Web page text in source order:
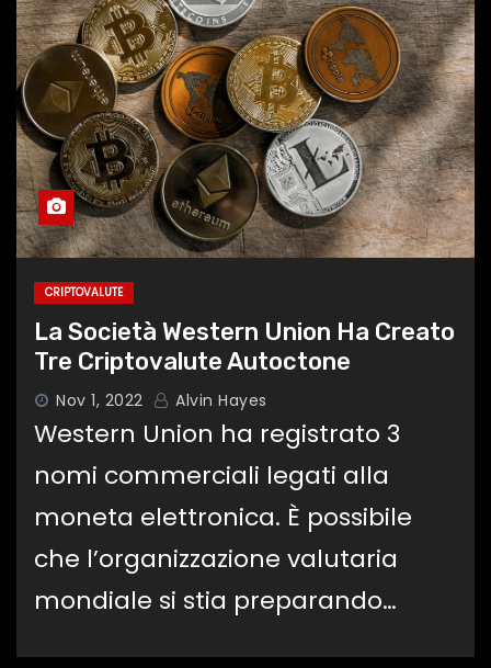
CRIPTOVALUTE
La Società Western Union Ha Creato
Tre Criptovalute Autoctone
Nov 1, 2022 Alvin Hayes
Western Union ha registrato 3
nomi commerciali legati alla
moneta elettronica. È possibile
che l’organizzazione valutaria
mondiale si stia preparando…